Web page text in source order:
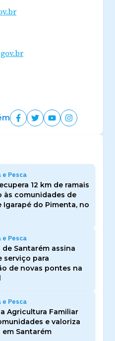
Pesca
12 km de ramais
às comunidades de
Igarapé do Pimenta, no
Pesca
de Santarém assina
serviço para
de novas pontes na
Pesca
Agricultura Familiar
e valoriza
Santarém